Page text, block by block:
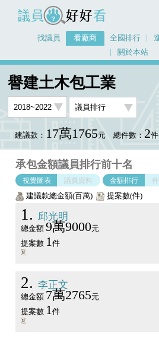
議員好好看
找議員 看廠商 全國排行
關於本站
譽建土木包工業
建議款： 17萬1765元 總件數： 2件
承包金額議員排行前十名
視覺圖表 議員資料 金額排行
建議款總金額(百萬) 提案數(件)
1 邱光明
總金額 9萬9000元
提案數 1件
2 李正文
總金額 7萬2765元
提案數 1件